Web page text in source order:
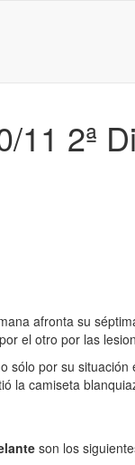
11 2ª
afronta su
el otro por las
sólo por su
la camiseta
son los